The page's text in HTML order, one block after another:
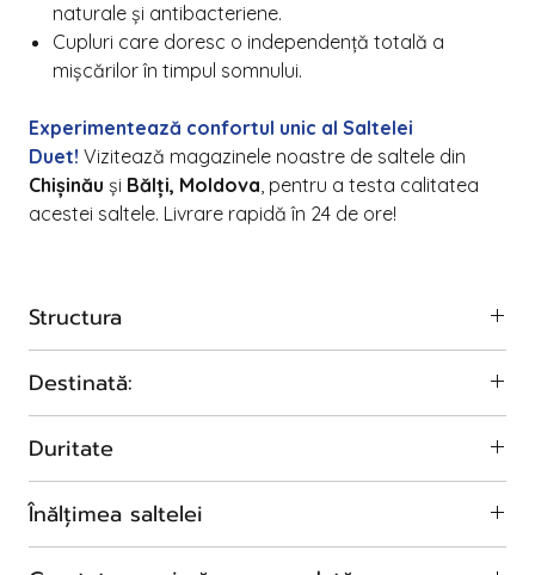
naturale și antibacteriene.
Cupluri care doresc o independență totală a
mișcărilor în timpul somnului.
Experimentează confortul unic al Saltelei
Duet! Vizitează magazinele noastre de saltele din
Chișinău și Bălți, Moldova, pentru a testa calitatea
acestei saltele. Livrare rapidă în 24 de ore!
Structura
Jacquard matlasat (50% fibră de bumbac) – plăcută la
atingere, antialergică și durabilă.
Strat de Eco Latex
H 4 cm, densitatea 60 kg/m³ – material sustenabil, oferă
suport ergonomic și un mediu antibacterian natural.
Strat de spumă 7-Zone
Destinată:
Duritate
Cealaltă parte: Dură
Înălțimea saltelei